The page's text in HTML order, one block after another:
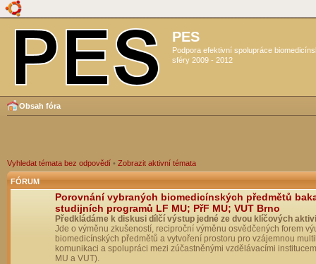
PES
Podpora efektivní spolupráce
sféry 2009 - 2012
Obsah fóra
Vyhledat témata bez odpovědí • Zobrazit aktivní témata
FÓRUM
Porovnání vybraných biomedicínských předmětů
studijních programů LF MU; PřF MU; VUT Brno
Předkládáme k diskusi dílčí výstup jedné ze dvou klíčových
Jde o výměnu zkušeností, reciproční výměnu osvědčených forem
biomedicínských předmětů a vytvoření prostoru pro vzájemnou
komunikaci a spolupráci mezi zúčastněnými vzdělávacími
MU a VUT).